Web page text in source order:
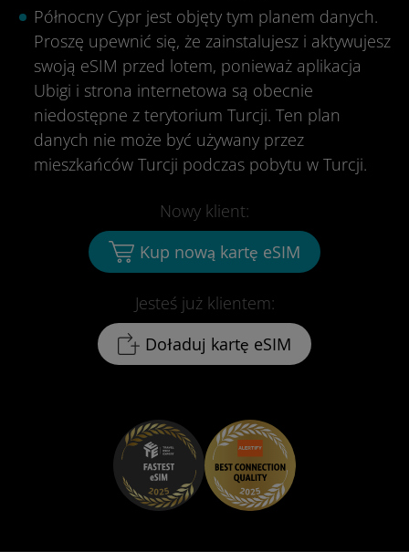
Północny Cypr jest objęty tym planem danych.
Proszę upewnić się, że zainstalujesz i aktywujesz
swoją eSIM przed lotem, ponieważ aplikacja
Ubigi i strona internetowa są obecnie
niedostępne z terytorium Turcji. Ten plan
danych nie może być używany przez
mieszkańców Turcji podczas pobytu w Turcji.
Jesteś już klientem:
Doładuj kartę eSIM
Nowy klient:
Kup nową kartę eSIM